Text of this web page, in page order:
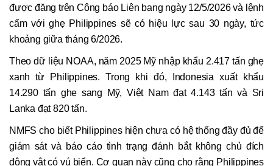
được đăng trên Công báo Liên bang ngày 12/5/2026 và lệnh
cấm với ghẹ Philippines sẽ có hiệu lực sau 30 ngày, tức
khoảng giữa tháng 6/2026.
Theo dữ liệu NOAA, năm 2025 Mỹ nhập khẩu 2.417 tấn ghẹ
xanh từ Philippines. Trong khi đó, Indonesia xuất khẩu
14.290 tấn ghẹ sang Mỹ, Việt Nam đạt 4.143 tấn và Sri
Lanka đạt 820 tấn.
NMFS cho biết Philippines hiện chưa có hệ thống đầy đủ để
giám sát và báo cáo tình trạng đánh bắt không chủ đích
động vật có vú biển. Cơ quan này cũng cho rằng Philippines